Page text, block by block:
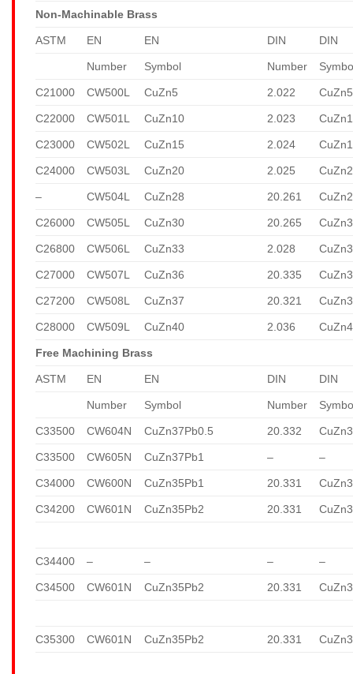
Non-Machinable Brass
ASTM EN EN DIN DIN
Number Symbol Number
C21000 CW500L CuZn5 2.022 CuZn5
C22000 CW501L CuZn10 2.023
C23000 CW502L CuZn15 2.024
C24000 CW503L CuZn20 2.025
– CW504L CuZn28 20.261
C26000 CW505L CuZn30 20.265
C26800 CW506L CuZn33 2.028
C27000 CW507L CuZn36 20.335
C27200 CW508L CuZn37 20.321
C28000 CW509L CuZn40 2.036
Free Machining Brass
ASTM EN EN DIN DIN
Number Symbol Number
C33500 CW604N CuZn37Pb0.5 20.332
C33500 CW605N CuZn37Pb1 – –
C34000 CW600N CuZn35Pb1 20.331
C34200 CW601N CuZn35Pb2 20.331
C34400 – – – –
C34500 CW601N CuZn35Pb2 20.331
C35300 CW601N CuZn35Pb2 20.331